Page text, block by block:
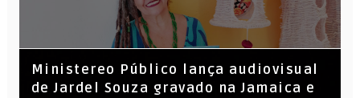
​Ministereo Público lança audiovisual
de Jardel Souza gravado na Jamaica e